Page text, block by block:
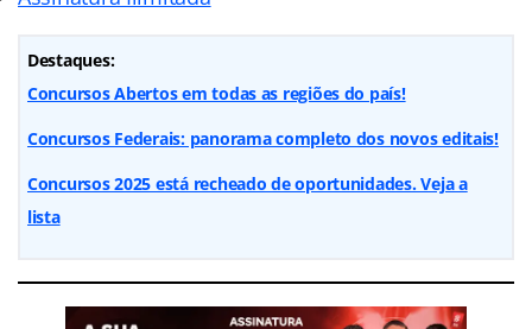
Destaques:
Concursos Abertos em todas as regiões do país!
Concursos Federais: panorama completo dos novos editais!
Concursos 2025 está recheado de oportunidades. Veja a
lista